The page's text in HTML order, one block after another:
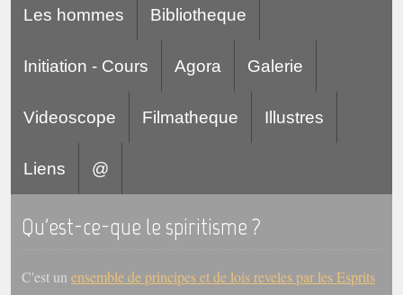
Les hommes Bibliotheque
Initiation - Cours Agora Galerie
Videoscope Filmatheque Illustres
Liens @
Qu'est-ce-que le spiritisme ?
C'est un ensemble de principes et de lois reveles par les Esprits